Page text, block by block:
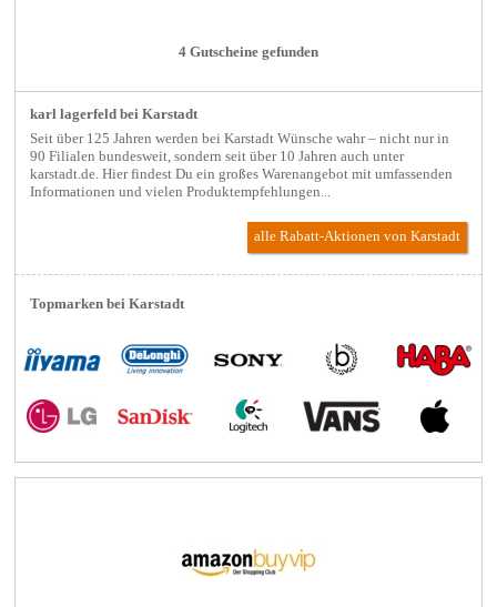
4 Gutscheine gefunden
karl lagerfeld bei Karstadt
Seit über 125 Jahren werden bei Karstadt Wünsche wahr – nicht nur in
90 Filialen bundesweit, sondern seit über 10 Jahren auch unter
karstadt.de. Hier findest Du ein großes Warenangebot mit umfassenden
Informationen und vielen Produktempfehlungen...
alle Rabatt-Aktionenvon Karstadt
Topmarken bei Karstadt